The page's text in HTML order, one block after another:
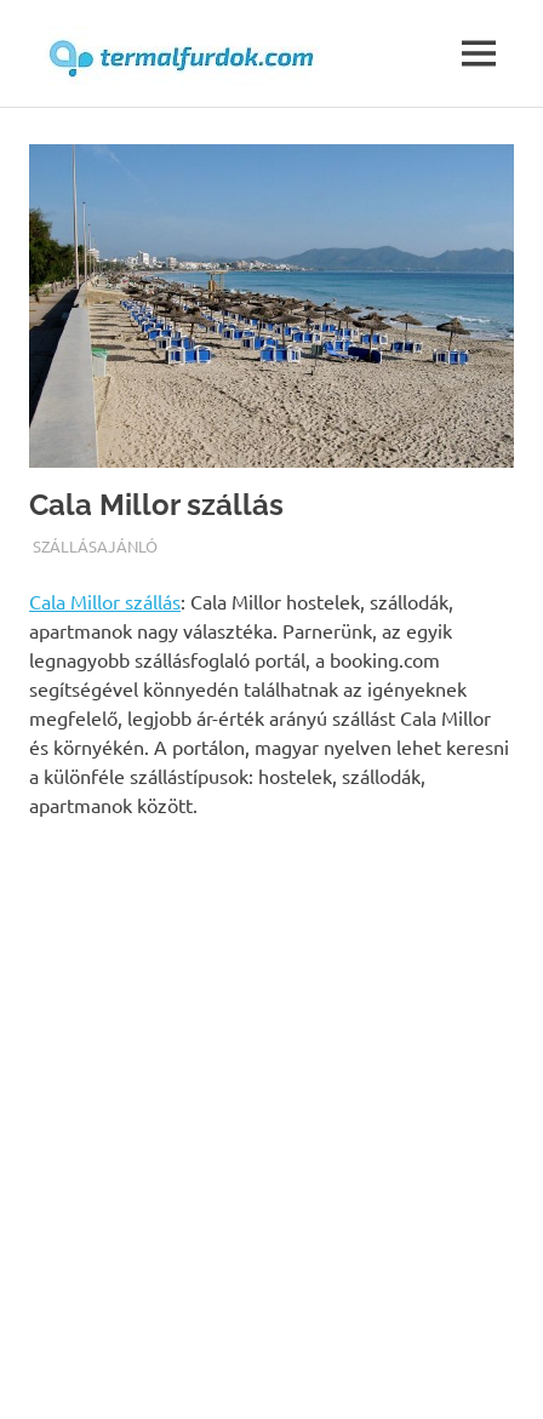
MENU
Cala Millor szállás
TERMALFURDOK.COM
SZÁLLÁSAJÁNLÓ
Cala Millor szállás: Cala Millor hostelek, szállodák,
apartmanok nagy választéka. Parnerünk, az egyik
legnagyobb szállásfoglaló portál, a booking.com
segítségével könnyedén találhatnak az igényeknek
megfelelő, legjobb ár-érték arányú szállást Cala Millor
és környékén. A portálon, magyar nyelven lehet keresni
a különféle szállástípusok: hostelek, szállodák,
apartmanok között.